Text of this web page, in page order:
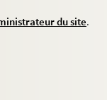
du site.